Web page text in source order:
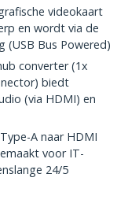
videokaart
en wordt via de
(USB Bus Powered)
converter (1x
biedt
(via HDMI) en
A naar HDMI
voor IT-
24/5